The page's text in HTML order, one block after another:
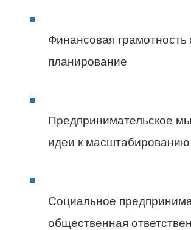
Финансовая грамотность
планирование
Предпринимательское
идеи к масштабированию
Социальное
общественная